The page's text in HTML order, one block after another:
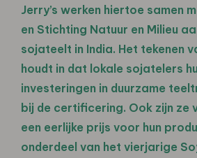
Jerry’s werken hiertoe samen
en Stichting Natuur en Milieu
sojateelt in India. Het tekenen
houdt in dat lokale sojatelers
investeringen in duurzame
bij de certificering. Ook zijn ze
een eerlijke prijs voor hun
onderdeel van het vierjarige